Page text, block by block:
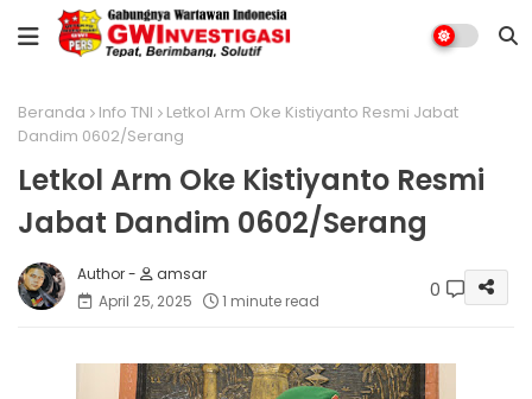
Beranda Info TNI
Letkol Arm Oke Kistiyanto Resmi Jabat
Dandim 0602/Serang
Letkol Arm Oke Kistiyanto Resmi
Jabat Dandim 0602/Serang
amsar
April 25, 2025
1 minute read 0